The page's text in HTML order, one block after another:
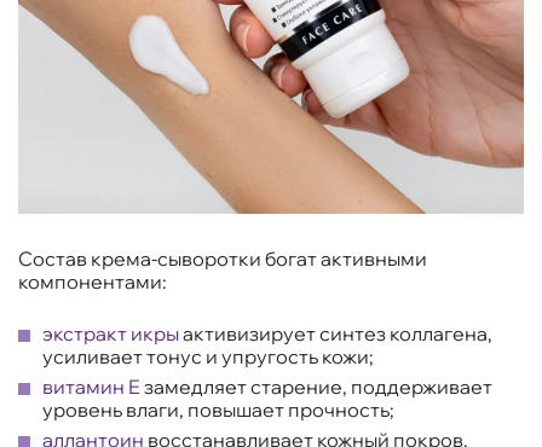
Состав крема-сыворотки богат активными
компонентами:
экстракт икрыактивизирует синтез коллагена,
усиливает тонус и упругость кожи;
витамин E замедляет старение, поддерживает
уровень влаги, повышает прочность;
аллантоин восстанавливает кожный покров,